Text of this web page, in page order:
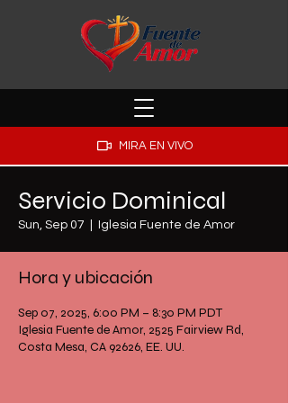
MIRA EN VIVO
Servicio Dominical
Sun, Sep 07 Iglesia Fuente de Amor
Hora y ubicación
Sep 07, 2025, 6:00 PM – 8:30 PM PDT
Iglesia Fuente de Amor, 2525 Fairview Rd,
Costa Mesa, CA 92626, EE. UU.